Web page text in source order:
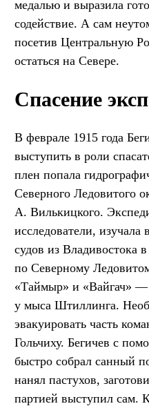
медалью и выразила
содействие. А сам
посетив Центральную
остаться на Севере.
Спасение
В феврале 1915 года
выступить в роли
плен попала
Северного Ледовитого
А. Вилькицкого.
исследователи,
судов из Владивостока
по Северному
«Таймыр» и «Вайгач» —
у мыса Штиллинга.
эвакуировать часть
Гольчиху. Бегичев с
быстро собрал санный
нанял пастухов,
партией выступил сам.